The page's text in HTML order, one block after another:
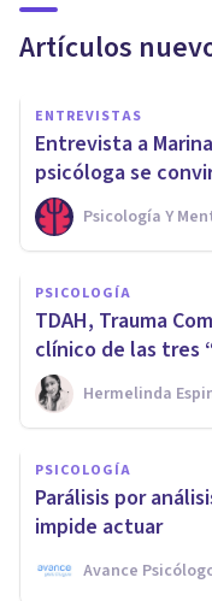
Artículos
ENTREVISTAS
Entrevista a
psicóloga se
Psicología Y
PSICOLOGÍA
TDAH, Trauma
clínico de las tres
Hermelinda
PSICOLOGÍA
Parálisis por
impide actuar
Avance